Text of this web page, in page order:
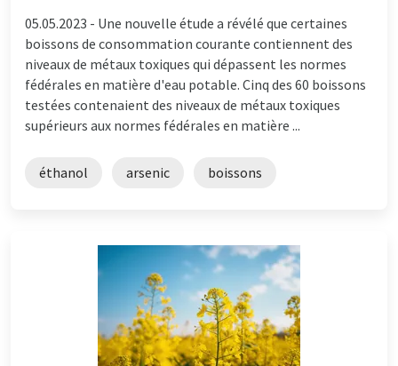
05.05.2023 - Une nouvelle étude a révélé que certaines
boissons de consommation courante contiennent des
niveaux de métaux toxiques qui dépassent les normes
fédérales en matière d'eau potable. Cinq des 60 boissons
testées contenaient des niveaux de métaux toxiques
supérieurs aux normes fédérales en matière ...
éthanol arsenic boissons